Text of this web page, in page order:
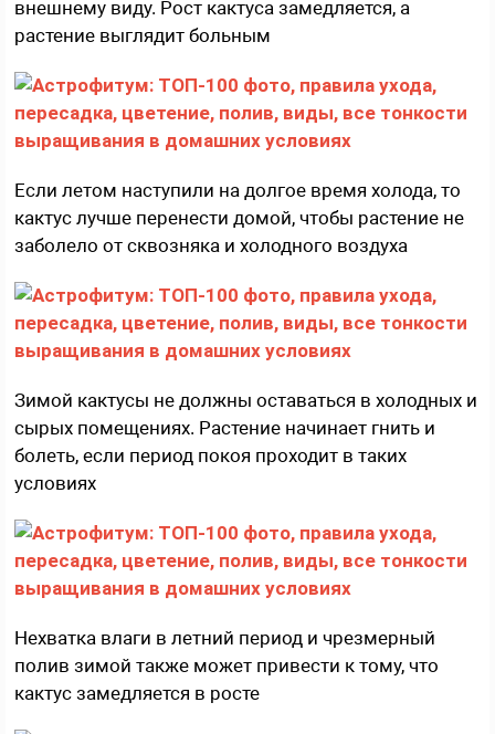
внешнему виду. Рост кактуса замедляется, а
растение выглядит больным
Если летом наступили на долгое время холода, то
кактус лучше перенести домой, чтобы растение не
заболело от сквозняка и холодного воздуха
Зимой кактусы не должны оставаться в холодных и
сырых помещениях. Растение начинает гнить и
болеть, если период покоя проходит в таких
условиях
Нехватка влаги в летний период и чрезмерный
полив зимой также может привести к тому, что
кактус замедляется в росте